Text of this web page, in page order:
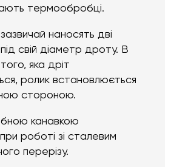
термообробці.
наносять дві
свій діаметр дроту. В
яка дріт
ролик встановлюється
стороною.
канавкою
роботі зі сталевим
перерізу.